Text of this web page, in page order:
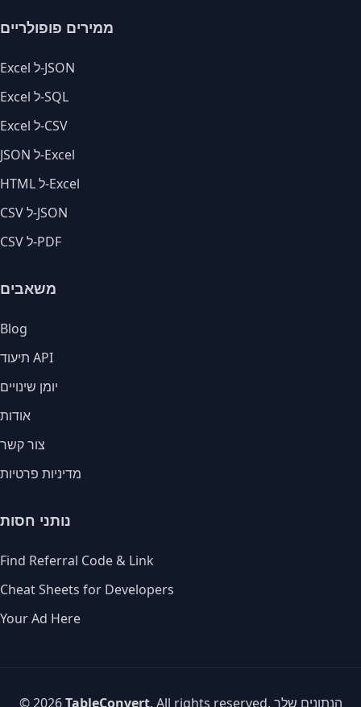
ממירים פופולריים
Excel ל-JSON
Excel ל-SQL
Excel ל-CSV
JSON ל-Excel
HTML ל-Excel
CSV ל-JSON
CSV ל-PDF
משאבים
Blog
תיעוד API
יומן שינויים
אודות
צור קשר
מדיניות פרטיות
נותני חסות
Find Referral Code & Link
Cheat Sheets for Developers
Your Ad Here
© 2026TableConvert. All rights reserved. הנתונים שלך